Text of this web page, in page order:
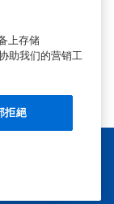
上存储
助我们的营销工
拒絕
我们